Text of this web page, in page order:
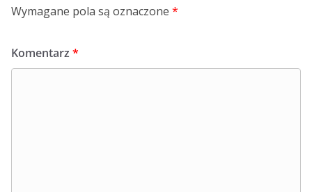
Wymagane pola są oznaczone *
Komentarz *